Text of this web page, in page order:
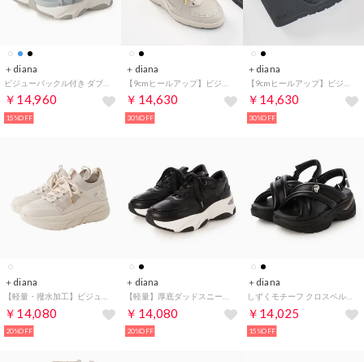
＋diana
￥14,960
15%OFF
＋diana
￥14,630
30%OFF
＋diana
￥14,630
30%OFF
＋diana
￥14,080
20%OFF
＋diana
￥14,080
20%OFF
＋diana
しずくモチーフ クロスベルトサンダル （黒人工スムース）
￥14,025
15%OFF